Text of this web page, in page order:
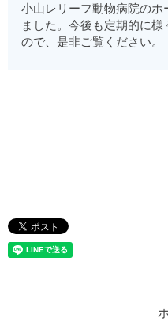
小山レリーフ動物病院の
ました。今後も定期的に
ので、是非ご覧ください。